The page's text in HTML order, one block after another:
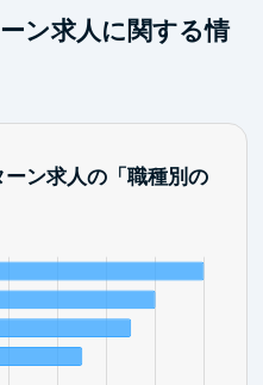
ン求人に関する情
ン求人の「職種別の